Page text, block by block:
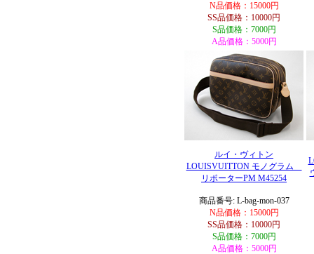
N品価格：15000円
SS品価格：10000円
S品価格：7000円
A品価格：5000円
ルイ・ヴィトン
LOUISVUITTON モノグラム
リポーターPM M45254
商品番号: L-bag-mon-037
N品価格：15000円
SS品価格：10000円
S品価格：7000円
A品価格：5000円